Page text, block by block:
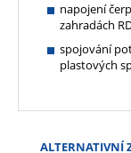
napojení
zahradách
spojování
plastových
ALTERNATIVNÍ